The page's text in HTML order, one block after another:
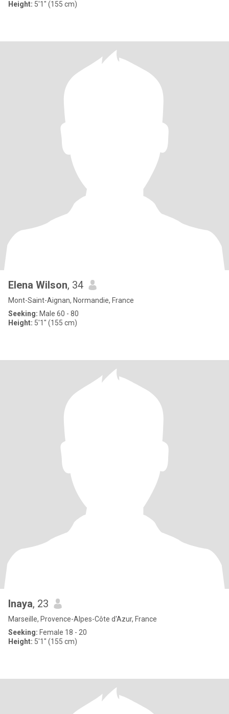
Height: 5'1" (155 cm)
Elena Wilson, 34
Mont-Saint-Aignan, Normandie, France
Seeking: Male 60 - 80
Height: 5'1" (155 cm)
Inaya, 23
Marseille, Provence-Alpes-Côte d'Azur, France
Seeking: Female 18 - 20
Height: 5'1" (155 cm)